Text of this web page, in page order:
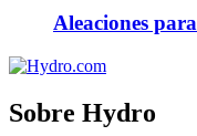
Aleaciones
Sobre Hydro